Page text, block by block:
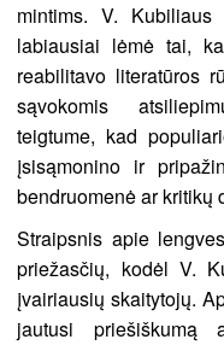
mintims. V.
labiausiai lėmė tai,
reabilitavo literatūros
sąvokomis
teigtume, kad
įsisąmonino ir
bendruomenė ar kritikų
Straipsnis apie
priežasčių, kodėl V.
įvairiausių skaitytojų.
jautusi priešiškumą